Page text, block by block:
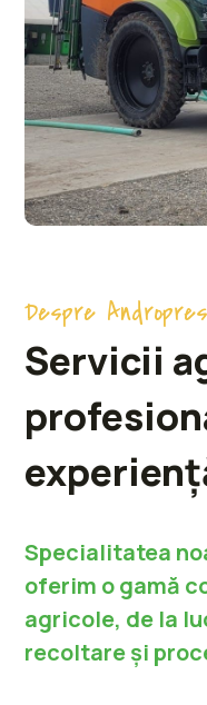
Despre
Servicii
Specialitatea
oferim o gamă
agricole, de la
recoltare și